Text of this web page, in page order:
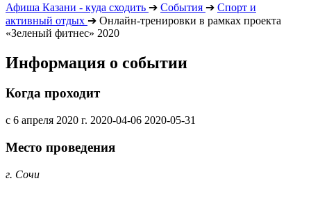
Афиша Казани - куда сходить ➔ События ➔ Спорт и
активный отдых ➔ Онлайн-тренировки в рамках проекта
«Зеленый фитнес» 2020
Информация о событии
Когда проходит
с 6 апреля 2020 г. 2020-04-06 2020-05-31
Место проведения
г. Сочи